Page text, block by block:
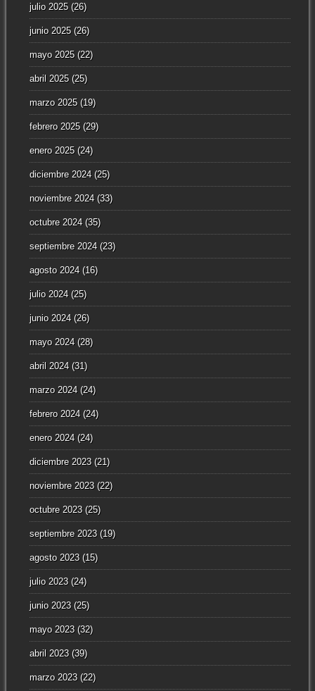
julio 2025(26)
junio 2025(26)
mayo 2025(22)
abril 2025(25)
marzo 2025(19)
febrero 2025(29)
enero 2025(24)
diciembre 2024(25)
noviembre 2024(33)
octubre 2024(35)
septiembre 2024(23)
agosto 2024(16)
julio 2024(25)
junio 2024(26)
mayo 2024(28)
abril 2024(31)
marzo 2024(24)
febrero 2024(24)
enero 2024(24)
diciembre 2023(21)
noviembre 2023(22)
octubre 2023(25)
septiembre 2023(19)
agosto 2023(15)
julio 2023(24)
junio 2023(25)
mayo 2023(32)
abril 2023(39)
marzo 2023(22)